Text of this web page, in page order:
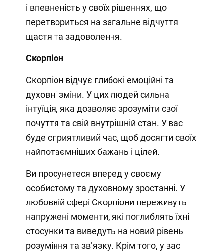
і впевненість у своїх рішеннях, що
перетвориться на загальне відчуття
щастя та задоволення.
Скорпіон
Скорпіон відчує глибокі емоційні та
духовні зміни. У цих людей сильна
інтуїція, яка дозволяє зрозуміти свої
почуття та свій внутрішній стан. У вас
буде сприятливий час, щоб досягти своїх
найпотаємніших бажань і цілей.
Ви просунетеся вперед у своєму
особистому та духовному зростанні. У
любовній сфері Скорпіони переживуть
напружені моменти, які поглиблять їхні
стосунки та виведуть на новий рівень
розуміння та зв’язку. Крім того, у вас